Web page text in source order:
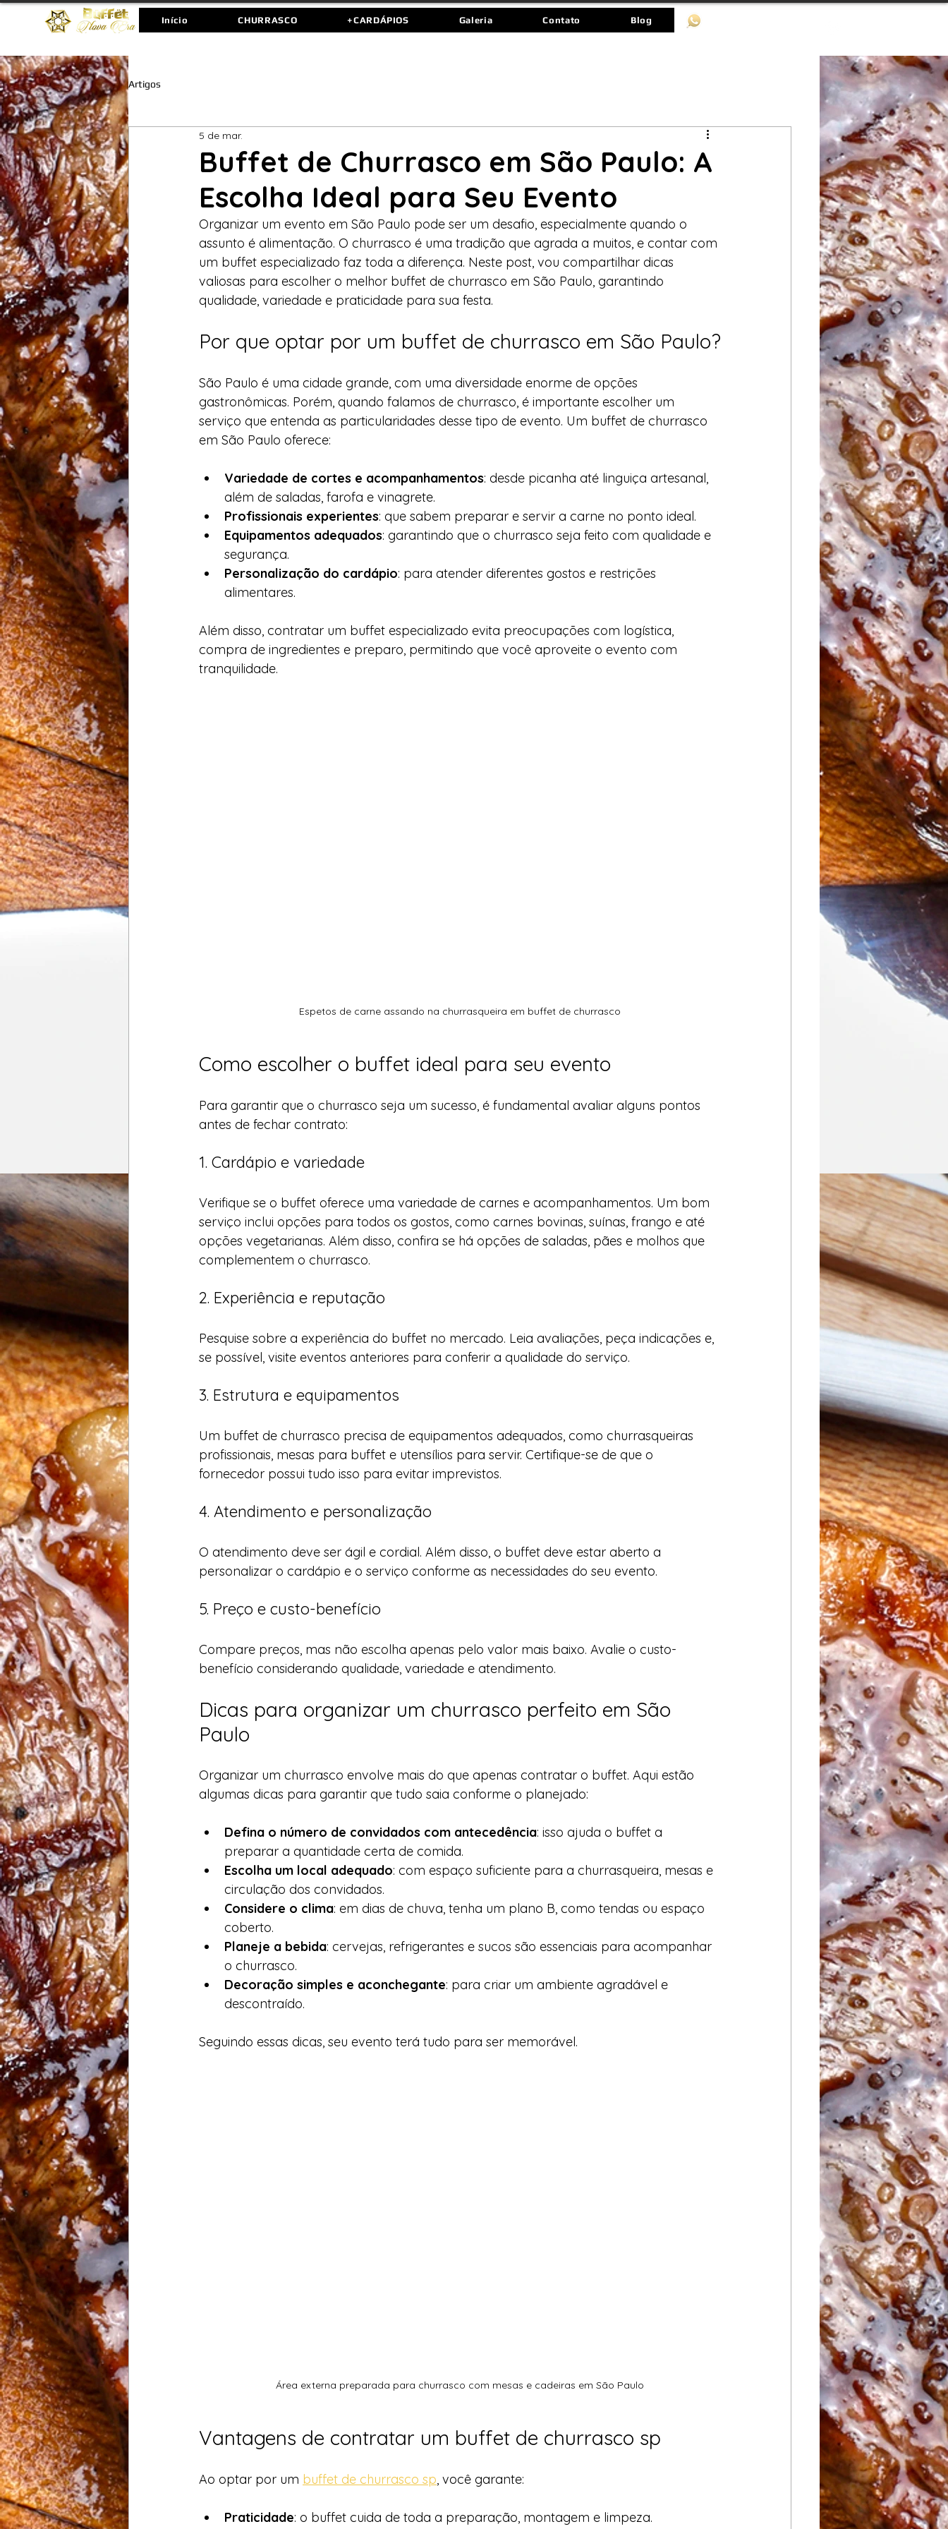
Início CHURRASCO +CARDÁPIOS Galeria Contato Blog
Artigos
Buffet de Churrasco em São Paulo: A
Escolha Ideal para Seu Evento
5 de mar.
Organizar um evento em São Paulo pode ser um desafio, especialmente quando o
assunto é alimentação. O churrasco é uma tradição que agrada a muitos, e contar com
um buffet especializado faz toda a diferença. Neste post, vou compartilhar dicas
valiosas para escolher o melhor buffet de churrasco em São Paulo, garantindo
qualidade, variedade e praticidade para sua festa.
Por que optar por um buffet de churrasco em São Paulo?
São Paulo é uma cidade grande, com uma diversidade enorme de opções
gastronômicas. Porém, quando falamos de churrasco, é importante escolher um
serviço que entenda as particularidades desse tipo de evento. Um buffet de churrasco
em São Paulo oferece:
Variedade de cortes e acompanhamentos: desde picanha até linguiça artesanal,
além de saladas, farofa e vinagrete.
Profissionais experientes: que sabem preparar e servir a carne no ponto ideal.
Equipamentos adequados: garantindo que o churrasco seja feito com qualidade e
segurança.
Personalização do cardápio: para atender diferentes gostos e restrições
alimentares.
Além disso, contratar um buffet especializado evita preocupações com logística,
compra de ingredientes e preparo, permitindo que você aproveite o evento com
tranquilidade.
Espetos de carne assando na churrasqueira em buffet de churrasco
Como escolher o buffet ideal para seu evento
Para garantir que o churrasco seja um sucesso, é fundamental avaliar alguns pontos
antes de fechar contrato:
1. Cardápio e variedade
Verifique se o buffet oferece uma variedade de carnes e acompanhamentos. Um bom
serviço inclui opções para todos os gostos, como carnes bovinas, suínas, frango e até
opções vegetarianas. Além disso, confira se há opções de saladas, pães e molhos que
complementem o churrasco.
2. Experiência e reputação
Pesquise sobre a experiência do buffet no mercado. Leia avaliações, peça indicações e,
se possível, visite eventos anteriores para conferir a qualidade do serviço.
3. Estrutura e equipamentos
Um buffet de churrasco precisa de equipamentos adequados, como churrasqueiras
profissionais, mesas para buffet e utensílios para servir. Certifique-se de que o
fornecedor possui tudo isso para evitar imprevistos.
4. Atendimento e personalização
O atendimento deve ser ágil e cordial. Além disso, o buffet deve estar aberto a
personalizar o cardápio e o serviço conforme as necessidades do seu evento.
5. Preço e custo-benefício
Compare preços, mas não escolha apenas pelo valor mais baixo. Avalie o custo-
benefício considerando qualidade, variedade e atendimento.
Dicas para organizar um churrasco perfeito em São
Paulo
Organizar um churrasco envolve mais do que apenas contratar o buffet. Aqui estão
algumas dicas para garantir que tudo saia conforme o planejado:
Defina o número de convidados com antecedência: isso ajuda o buffet a
preparar a quantidade certa de comida.
Escolha um local adequado: com espaço suficiente para a churrasqueira, mesas e
circulação dos convidados.
Considere o clima: em dias de chuva, tenha um plano B, como tendas ou espaço
coberto.
Planeje a bebida: cervejas, refrigerantes e sucos são essenciais para acompanhar
o churrasco.
Decoração simples e aconchegante: para criar um ambiente agradável e
descontraído.
Seguindo essas dicas, seu evento terá tudo para ser memorável.
Área externa preparada para churrasco com mesas e cadeiras em São Paulo
Vantagens de contratar um buffet de churrasco sp
Ao optar por um buffet de churrasco sp , você garante:
Praticidade: o buffet cuida de toda a preparação, montagem e limpeza.